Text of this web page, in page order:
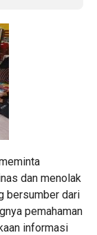
dan menolak
bersumber dari
pemahaman
informasi